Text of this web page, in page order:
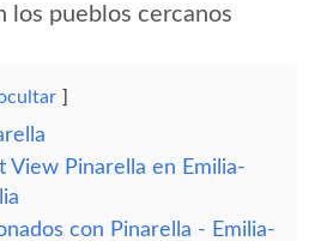
los pueblos cercanos
View Pinarella en Emilia-
con Pinarella - Emilia-